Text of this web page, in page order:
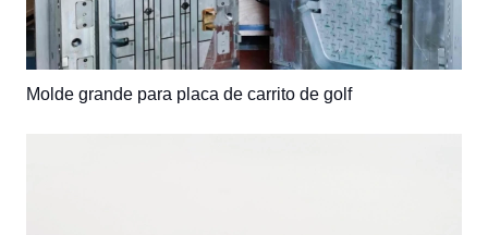
Molde grande para placa de carrito de golf